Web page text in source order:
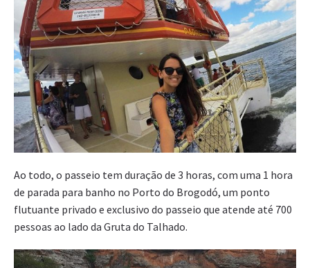
Ao todo, o passeio tem duração de 3 horas, com uma 1 hora
de parada para banho no Porto do Brogodó, um ponto
flutuante privado e exclusivo do passeio que atende até 700
pessoas ao lado da Gruta do Talhado.